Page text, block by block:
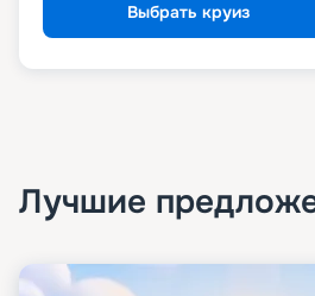
Выбрать круиз
Лучшие